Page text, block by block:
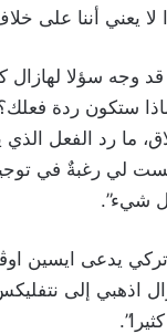
لا يعني أننا على
وجه سؤلا لهازال
ستكون ردة
ما رد الفعل الذي
لي رغبةٌ في
شيء”.
يدعى ايسين
اذهبي إلى